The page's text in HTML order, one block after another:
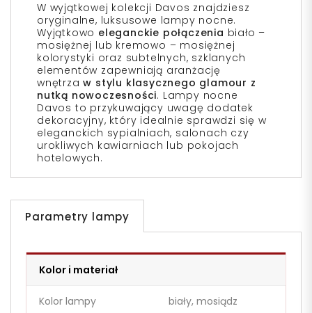
W wyjątkowej kolekcji Davos znajdziesz
oryginalne, luksusowe lampy nocne.
Wyjątkowo eleganckie połączenia biało –
mosiężnej lub kremowo – mosiężnej
kolorystyki oraz subtelnych, szklanych
elementów zapewniają aranżację
wnętrzaw stylu klasycznego glamour z
nutką nowoczesności. Lampy nocne
Davos to przykuwający uwagę dodatek
dekoracyjny, który idealnie sprawdzi się w
eleganckich sypialniach, salonach czy
urokliwych kawiarniach lub pokojach
hotelowych.
Parametry lampy
Kolor i materiał
Kolor lampy biały, mosiądz